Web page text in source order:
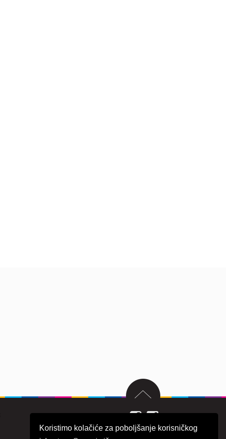
Koristimo kolačiće za poboljšanje korisničkog